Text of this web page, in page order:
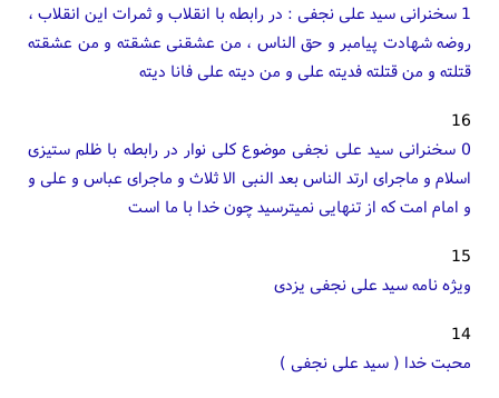
1 سخنرانی سید علی نجفی : در رابطه با انقلاب و ثمرات این انقلاب ،
روضه شهادت پیامبر و حق الناس ، من عشقنی عشقته و من عشقته
قتلته و من قتلته فدیته علی و من دیته علی فانا دیته
16
0 سخنرانی سید علی نجفی موضوع کلی نوار در رابطه با ظلم ستیزی
اسلام و ماجرای ارتد الناس بعد النبی الا ثلاث و ماجرای عباس و علی و
و امام امت که از تنهایی نمیترسید چون خدا با ما است
15
ویژه نامه سید علی نجفی یزدی
14
محبت خدا ( سید علی نجفی )